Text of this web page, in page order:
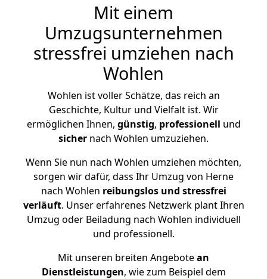
Mit einem
Umzugsunternehmen
stressfrei umziehen nach
Wohlen
Wohlen ist voller Schätze, das reich an
Geschichte, Kultur und Vielfalt ist. Wir
ermöglichen Ihnen, günstig, professionell und
sicher nach Wohlen umzuziehen.
Wenn Sie nun nach Wohlen umziehen möchten,
sorgen wir dafür, dass Ihr Umzug von Herne
nach Wohlen reibungslos und stressfrei
verläuft. Unser erfahrenes Netzwerk plant Ihren
Umzug oder Beiladung nach Wohlen individuell
und professionell.
Mit unseren breiten Angebotean
Dienstleistungen, wie zum Beispiel dem